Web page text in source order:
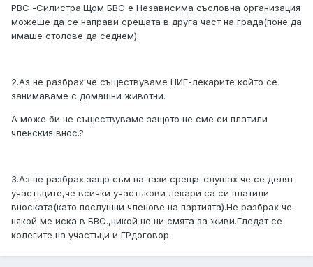
РВС -Силистра.Щом БВС е Независима съсловна организация
можеше да се направи срещата в друга част на града(поне да
имаше столове да седнем).
2.Аз не разбрах че съществуваме НИЕ-лекарите който се
занимаваме с домашни животни.
А може би не съществуваме защото не сме си платили
членския внос.?
3.Аз не разбрах защо съм на тази среща-слушах че се делят
участъците,че всички участъкови лекари са си платили
вноската(като послушни членове на партията).Не разбрах че
някой ме иска в БВС.,никой не ни смята за живи.Гледат се
колегите на участъци и ГРдоговор.